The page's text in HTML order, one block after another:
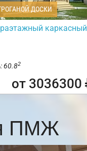
ДОСКИ
каркасный
60.82
от 3036300
ПМЖ